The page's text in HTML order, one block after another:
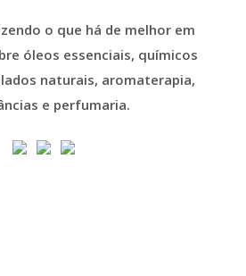
o que há de melhor em
óleos essenciais, químicos
naturais, aromaterapia,
e perfumaria.